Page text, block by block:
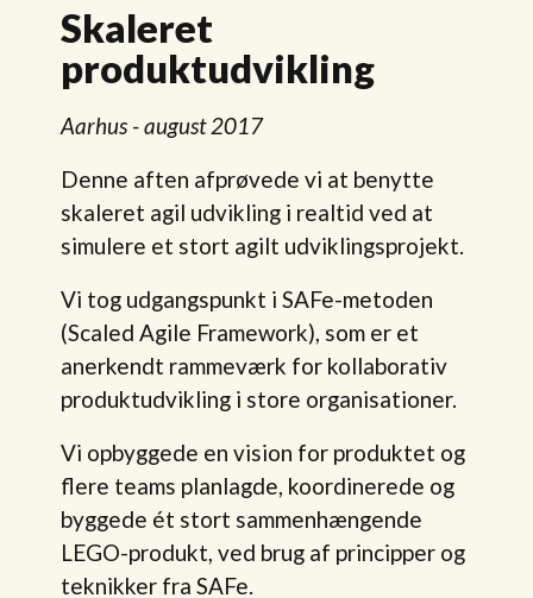
Skaleret
produktudvikling
Aarhus - august 2017
Denne aften afprøvede vi at benytte
skaleret agil udvikling i realtid ved at
simulere et stort agilt udviklingsprojekt.
Vi tog udgangspunkt i SAFe-metoden
(Scaled Agile Framework), som er et
anerkendt rammeværk for kollaborativ
produktudvikling i store organisationer.
Vi opbyggede en vision for produktet og
flere teams planlagde, koordinerede og
byggede ét stort sammenhængende
LEGO-produkt, ved brug af principper og
teknikker fra SAFe.